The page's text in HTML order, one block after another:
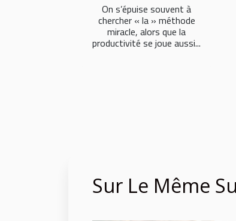
On s’épuise souvent à
chercher « la » méthode
miracle, alors que la
productivité se joue aussi...
Sur Le Même